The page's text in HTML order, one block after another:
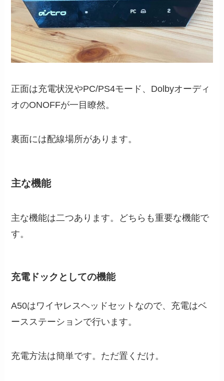
正面は充電状況やPC/PS4モード、Dolbyオーディ
オのONOFFが一目瞭然。
裏面には配線場所があります。
主な機能
主な機能は二つあります。どちらも重要な機能で
す。
充電ドックとしての機能
A50はワイヤレスヘッドセットなので、充電はベ
ースステーションで行います。
充電方法は簡単です。ただ置くだけ。